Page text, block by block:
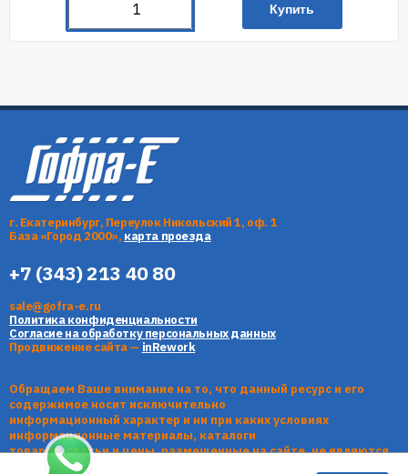
Купить
г. Екатеринбург, Переулок Никольский 1, оф. 1
База «Город 2000», карта проезда
+7 (343) 213 40 80
sale@gofra-e.ru
Политика конфиденциальности
Согласие на обработку персональных данных
Продвижение сайта — inRework
Обращаем Ваше внимание на то, что данный ресурс и его
содержимое носит исключительно
информационный характер и ни при каких условиях
информационные материалы, каталоги
товаров, статьи и цены, размещенные на сайте, не являются
публичной офертой, определяемой